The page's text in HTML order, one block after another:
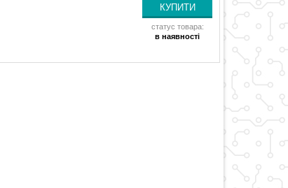
статус товара:
в наявності